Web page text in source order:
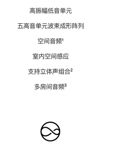
高振幅低音单元
五高音单元波束成形阵列
空间音频脚
¹
室内空间感应
支持立体声组合脚
²
多房间音频脚
³